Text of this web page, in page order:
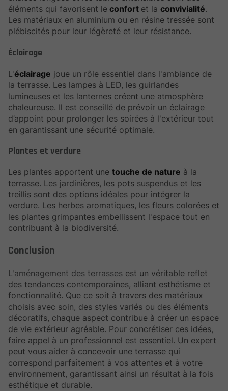
éléments qui favorisent le confort et la convivialité.
Les matériaux en aluminium ou en résine tressée sont
plébiscités pour leur légèreté et leur résistance.
Éclairage
L'éclairage joue un rôle essentiel dans l'ambiance de
la terrasse. Les lampes à LED, les guirlandes
lumineuses et les lanternes créent une atmosphère
chaleureuse. Il est conseillé de prévoir un éclairage
d’appoint pour prolonger les soirées à l'extérieur tout
en garantissant une sécurité optimale.
Plantes et verdure
Les plantes apportent une touche de nature à la
terrasse. Les jardinières, les pots suspendus et les
treillis sont des options idéales pour intégrer la
verdure. Les herbes aromatiques, les fleurs colorées et
les plantes grimpantes embellissent l'espace tout en
contribuant à la biodiversité.
Conclusion
L'aménagement des terrasses est un véritable reflet
des tendances contemporaines, alliant esthétisme et
fonctionnalité. Que ce soit à travers des matériaux
choisis avec soin, des styles variés ou des éléments
décoratifs, chaque aspect contribue à créer un espace
de vie extérieur agréable. Pour concrétiser ces idées,
faire appel à un professionnel est essentiel. Un expert
peut vous aider à concevoir une terrasse qui
correspond parfaitement à vos attentes et à votre
environnement, garantissant ainsi un résultat à la fois
esthétique et durable.